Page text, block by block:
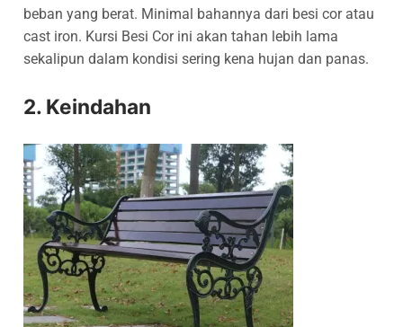
beban yang berat. Minimal bahannya dari besi cor atau
cast iron. Kursi Besi Cor ini akan tahan lebih lama
sekalipun dalam kondisi sering kena hujan dan panas.
2. Keindahan